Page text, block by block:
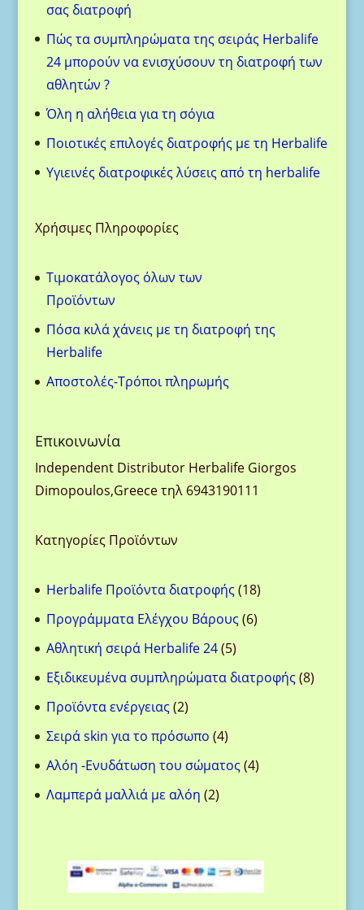
σας διατροφή
Πώς τα συμπληρώματα της σειράς Herbalife
24 μπορούν να ενισχύσουν τη διατροφή των
αθλητών ?
Όλη η αλήθεια για τη σόγια
Ποιοτικές επιλογές διατροφής με τη Herbalife
Υγιεινές διατροφικές λύσεις από τη herbalife
Χρήσιμες Πληροφορίες
Τιμοκατάλογος όλων των
Προϊόντων
Πόσα κιλά χάνεις με τη διατροφή της
Herbalife
Aποστολές-Τρόποι πληρωμής
Eπικοινωνία
Ιndependent Distributor Herbalife Giorgos
Dimopoulos,Greece τηλ 6943190111
Κατηγορίες Προϊόντων
Herbalife Προϊόντα διατροφής 1818
προϊόντα
Προγράμματα Ελέγχου Βάρους 66
Αθλητική σειρά Herbalife 24 55
προϊόντα
Eξιδικευμένα συμπληρώματα διατροφής 88
Προϊόντα ενέργειας 22
προϊόντα
Σειρά skin για το πρόσωπο 44
προϊόντα
Aλόη -Ενυδάτωση του σώματος 44
Λαμπερά μαλλιά με αλόη 22